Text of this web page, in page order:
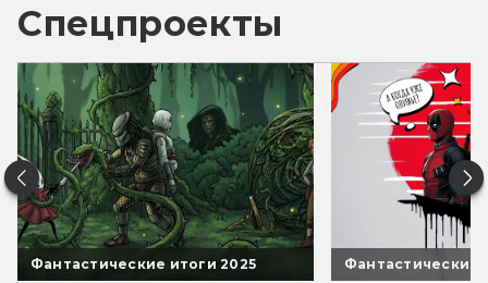
Спецпроекты
Фантастические итоги 2025 Фантастические